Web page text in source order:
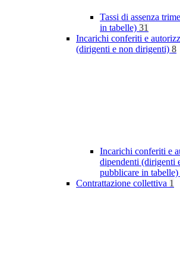
Tassi di assenza
in tabelle) 31
Incarichi conferiti e
(dirigenti e non dirigenti) 8
Incarichi conferiti e
dipendenti (dirigenti
pubblicare in tabelle)
Contrattazione collettiva 1